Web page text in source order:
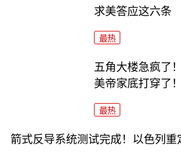
求美答应这六条
最热
五角大楼急疯了
美帝家底打穿了！
最热
箭式反导系统测试完成！以色列重